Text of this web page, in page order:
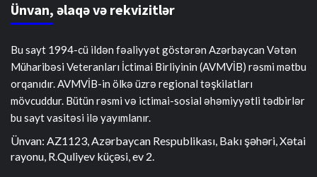
Ünvan, əlaqə və rekvizitlər
Bu sayt 1994-cü ildən fəaliyyət göstərən Azərbaycan Vətən
Müharibəsi Veteranları İctimai Birliyinin (AVMVİB) rəsmi mətbu
orqanıdır. AVMVİB-in ölkə üzrə regional təşkilatları
mövcuddur. Bütün rəsmi və ictimai-sosial əhəmiyyətli tədbirlər
bu sayt vasitəsi ilə yayımlanır.
Ünvan: AZ1123, Azərbaycan Respublikası, Bakı şəhəri, Xətai
rayonu, R.Quliyev küçəsi, ev 2.